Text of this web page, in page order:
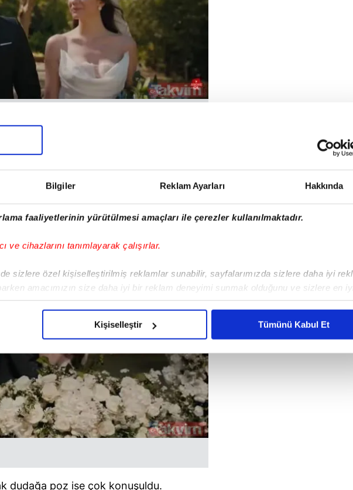
Bilgiler Reklam Ayarları Hakkında
faaliyetlerinin yürütülmesi amaçları ile çerezler kullanılmaktadır.
ve cihazlarını tanımlayarak çalışırlar.
sizlere özel kişiselleştirilmiş reklamlar sunabilir, sayfalarımızda sizlere daha iyi
amacımızın size daha iyi bir reklam deneyimi sunmak olduğunu ve sizlere en
gelen çabayı gösterdiğimizi ve bu noktada, reklamların maliyetlerimizi
için İnternet Sitemizde kendimize ve üçüncü kişilere ait çerezler
verileriniz işlenmekte olup gerekli olan çerezler bilgi toplumu hizmetlerinin sunulması
çerezler, sitemizin daha işlevsel kılınması ve kişiselleştirilmesi ve sizlere yönelik
amaçlarıyla sınırlı olarak açık rızanız dahilinde kullanılacaktır.
Kanunu uyarınca hazırlanmış Aydınlatma Metnimizi okumak ve sitemizde ilgili
Kişiselleştir Tümünü Kabul Et
hayat veren Demet Özdemir ve
dudağa poz ise çok konuşuldu.